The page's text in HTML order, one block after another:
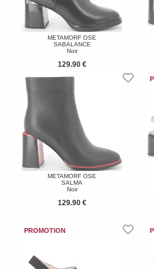
METAMORF OSE
SABALANCE
Noir
129.90 €
METAMORF OSE
SALMA
Noir
129.90 €